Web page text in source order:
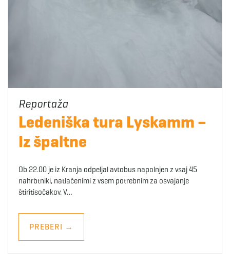
Ledeniška tura Lyskamm –
Iz špaltne
Ob 22.00 je iz Kranja odpeljal avtobus napolnjen z vsaj 45
nahrbtniki, natlačenimi z vsem potrebnim za osvajanje
štiritisočakov. V…
PREBERI →